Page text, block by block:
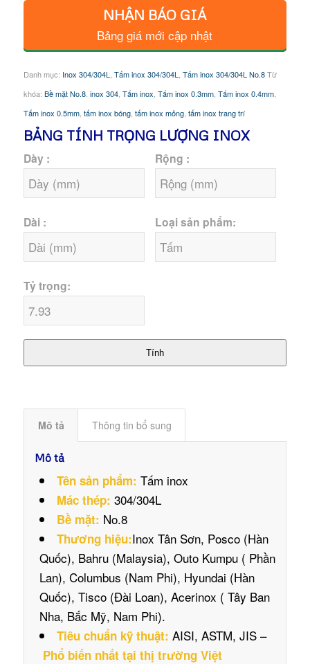
NHẬN BÁO GIÁ
Bảng giá mới cập nhật
Danh mục: Inox 304/304L Tấm inox 304/304L Tấm inox 304/304L No.8 Từ
khóa: Bề mặt No.8, inox 304, Tấm inox Tấm inox 0.3mm, Tấm inox 0.4mm,
Tấm inox 0.5mm, tấm inox bóng, tấm inox mỏng, tấm inox trang trí
BẢNG TÍNH TRỌNG LƯỢNG INOX
Dày : Rộng :
Dài : Loại sản phẩm:
Tỷ trọng:
Tính
Mô tả Thông tin bổ sung
Mô tả
Tên sản phẩm: Tấm inox
Mác thép: 304/304L
Bề mặt: No.8
Thương hiệu:Inox Tân Sơn, Posco (Hàn
Quốc), Bahru (Malaysia), Outo Kumpu ( Phần
Lan), Columbus (Nam Phi), Hyundai (Hàn
Quốc), Tisco (Đài Loan), Acerinox ( Tây Ban
Nha, Bắc Mỹ, Nam Phi).
Tiêu chuẩn kỹ thuật: AISI, ASTM, JIS –
Phổ biến nhất tại thị trường Việt